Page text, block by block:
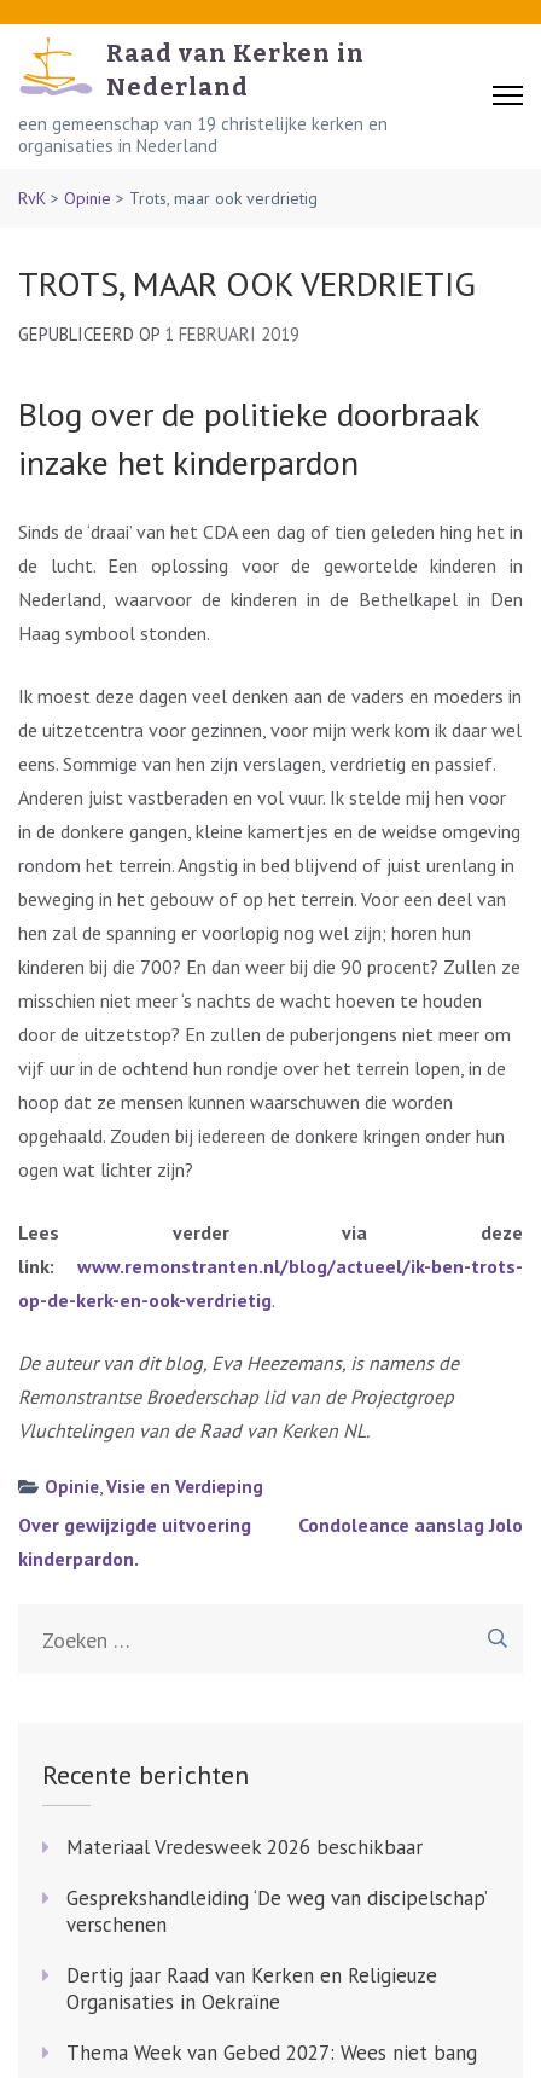
content
(Press
Enter)
Raad van Kerken in
Nederland
een gemeenschap van 19 christelijke kerken en
organisaties in Nederland
RvK > Opinie > Trots, maar ook verdrietig
TROTS, MAAR OOK VERDRIETIG
GEPUBLICEERD OP 1 FEBRUARI 2019
Blog over de politieke doorbraak
inzake het kinderpardon
Sinds de ‘draai’ van het CDA een dag of tien geleden hing het in
de lucht. Een oplossing voor de gewortelde kinderen in
Nederland, waarvoor de kinderen in de Bethelkapel in Den
Haag symbool stonden.
Ik moest deze dagen veel denken aan de vaders en moeders in
de uitzetcentra voor gezinnen, voor mijn werk kom ik daar wel
eens. Sommige van hen zijn verslagen, verdrietig en passief.
Anderen juist vastberaden en vol vuur. Ik stelde mij hen voor
in de donkere gangen, kleine kamertjes en de weidse omgeving
rondom het terrein. Angstig in bed blijvend of juist urenlang in
beweging in het gebouw of op het terrein. Voor een deel van
hen zal de spanning er voorlopig nog wel zijn; horen hun
kinderen bij die 700? En dan weer bij die 90 procent? Zullen ze
misschien niet meer ‘s nachts de wacht hoeven te houden
door de uitzetstop? En zullen de puberjongens niet meer om
vijf uur in de ochtend hun rondje over het terrein lopen, in de
hoop dat ze mensen kunnen waarschuwen die worden
opgehaald. Zouden bij iedereen de donkere kringen onder hun
ogen wat lichter zijn?
Lees verder via deze
link:
www.remonstranten.nl/blog/actueel/ik-ben-trots-
op-de-kerk-en-ook-verdrietig.
De auteur van dit blog, Eva Heezemans, is namens de
Remonstrantse Broederschap lid van de Projectgroep
Vluchtelingen van de Raad van Kerken NL.
Opinie,Visie en Verdieping
Bericht
navigatie
Over gewijzigde uitvoering
kinderpardon.
Condoleance aanslag Jolo
Recente berichten
Materiaal Vredesweek 2026 beschikbaar
Gesprekshandleiding ‘De weg van discipelschap’
verschenen
Dertig jaar Raad van Kerken en Religieuze
Organisaties in Oekraïne
Thema Week van Gebed 2027: Wees niet bang